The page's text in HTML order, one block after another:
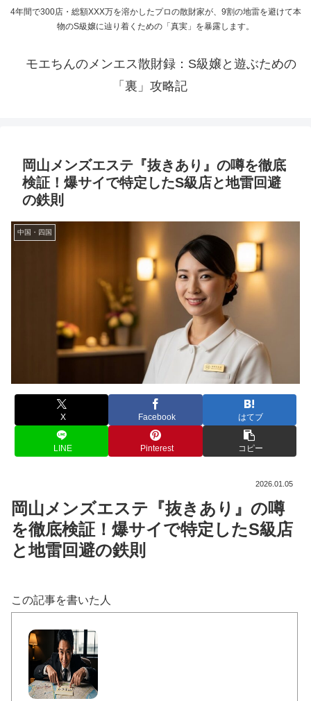
4年間で300店・総額XXX万を溶かしたプロの散財家が、9割の地雷を避けて本
物のS級嬢に辿り着くための「真実」を暴露します。
モエちんのメンエス散財録：S級嬢と遊ぶための
「裏」攻略記
岡山メンズエステ『抜きあり』の噂を徹底
検証！爆サイで特定したS級店と地雷回避
の鉄則
中国・四国
X Facebook はてブ
LINE Pinterest コピー
2026.01.05
岡山メンズエステ『抜きあり』の噂
を徹底検証！爆サイで特定したS級店
と地雷回避の鉄則
この記事を書いた人